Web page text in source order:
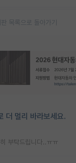
목록으로 돌아가기
더 멀리 바라보세요.
부탁드립니다..ㅠㅠ